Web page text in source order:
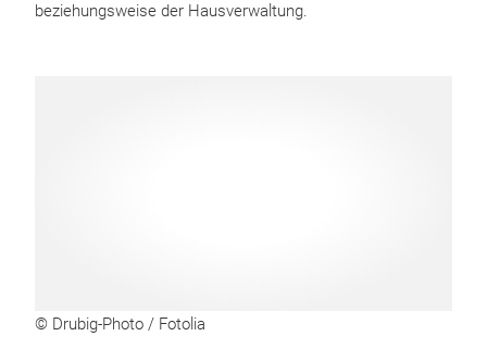
beziehungsweise der Hausverwaltung.
© Drubig-Photo / Fotolia